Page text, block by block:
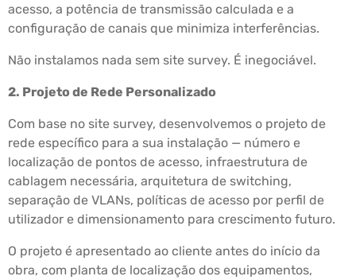
acesso, a potência de transmissão calculada e a
configuração de canais que minimiza interferências.
Não instalamos nada sem site survey. É inegociável.
2. Projeto de Rede Personalizado
Com base no site survey, desenvolvemos o projeto de
rede específico para a sua instalação — número e
localização de pontos de acesso, infraestrutura de
cablagem necessária, arquitetura de switching,
separação de VLANs, políticas de acesso por perfil de
utilizador e dimensionamento para crescimento futuro.
O projeto é apresentado ao cliente antes do início da
obra, com planta de localização dos equipamentos,